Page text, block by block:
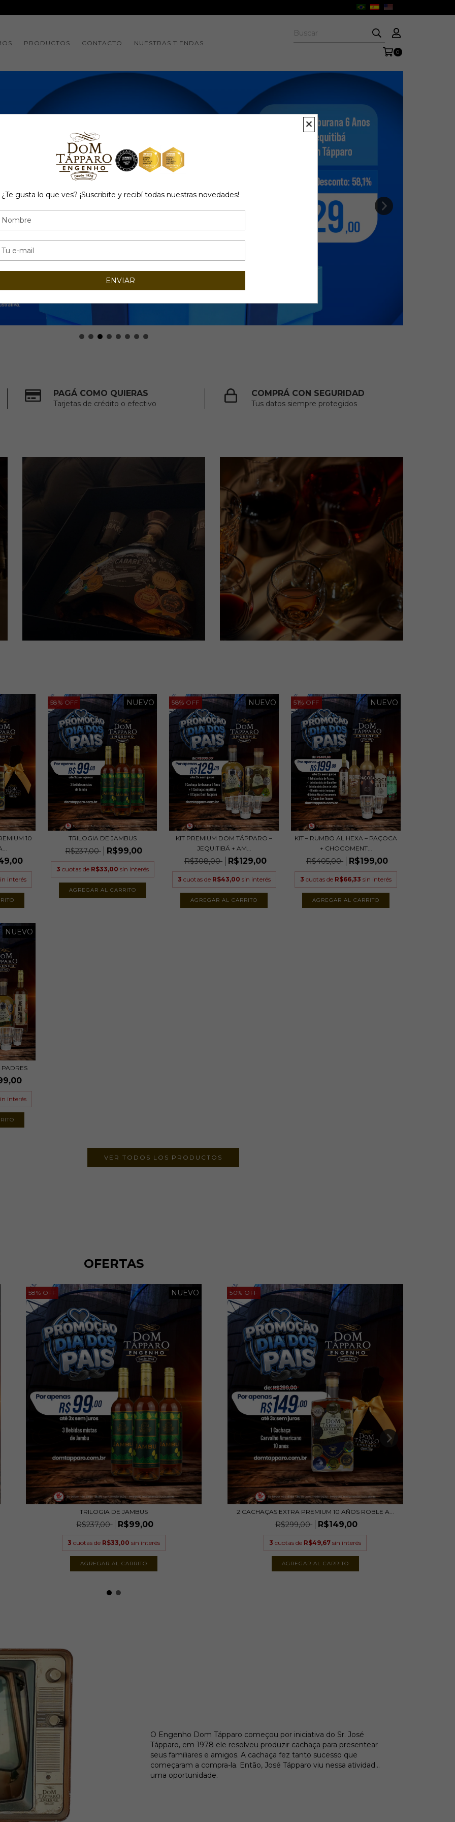
PRODUCTOS CONTACTO NUESTRAS TIENDAS
0
PAGÁ COMO QUIERAS
Tarjetas de crédito o efectivo
COMPRÁ CON SEGURIDAD
Tus datos siempre protegidos
10
interés
58% OFF NUEVO
TRILOGIA DE JAMBUS
R$237,00 R$99,00
3 cuotas de R$33,00 sin interés
58% OFF NUEVO
KIT PREMIUM DOM TÁPPARO –
JEQUITIBÁ + AM...
R$308,00 R$129,00
3 cuotas de R$43,00 sin interés
51% OFF NUEVO
KIT – RUMBO AL HEXA – PAÇOCA
+ CHOCOMENT...
R$405,00 R$199,00
3 cuotas de R$66,33 sin interés
NUEVO
PADRES
interés
VER TODOS LOS PRODUCTOS
OFERTAS
58% OFF NUEVO
TRILOGIA DE JAMBUS
R$237,00 R$99,00
3 cuotas de R$33,00 sin interés
50% OFF
2 CACHAÇAS EXTRA PREMIUM 10 AÑOS ROBLE A...
R$299,00 R$149,00
3 cuotas de R$49,67 sin interés
O Engenho Dom Tápparo começou por iniciativa do Sr. José
Tápparo, em 1978 ele resolveu produzir cachaça para presentear
seus familiares e amigos. A cachaça fez tanto sucesso que
começaram a compra-la. Então, José Tápparo viu nessa atividade
uma oportunidade.
¿Te gusta lo que ves? ¡Suscribite y recibí todas nuestras novedades!